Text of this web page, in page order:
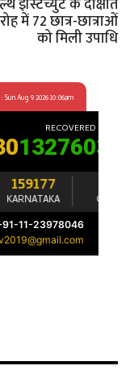
में 72 छात्र-छात्राओं
को मिली उपाधि